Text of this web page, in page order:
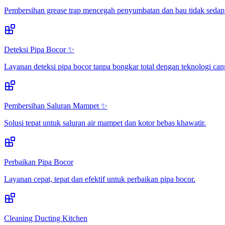
Pembersihan grease trap mencegah penyumbatan dan bau tidak
Deteksi Pipa Bocor ✨
Layanan deteksi pipa bocor tanpa bongkar total dengan teknologi
Pembersihan Saluran Mampet ✨
Solusi tepat untuk saluran air mampet dan kotor bebas khawatir.
Perbaikan Pipa Bocor
Layanan cepat, tepat dan efektif untuk perbaikan pipa bocor.
Cleaning Ducting Kitchen